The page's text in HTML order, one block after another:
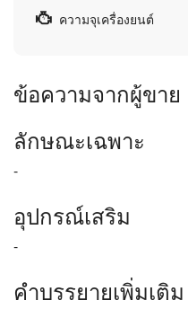
ความจุเครื่องยนต์
ข้อความจากผู้ขาย
ลักษณะเฉพาะ
-
อุปกรณ์เสริม
-
คำบรรยายเพิ่มเติม